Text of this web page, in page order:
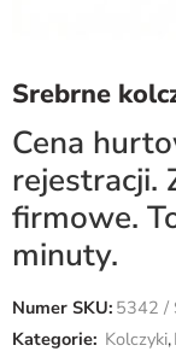
Srebrne
Cena
rejestracji.
firmowe.
minuty.
Numer SKU: 5342 /
Kategorie: Kolczyki,